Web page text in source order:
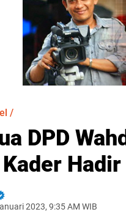
/
DPD
2023, 9:35 AM WIB